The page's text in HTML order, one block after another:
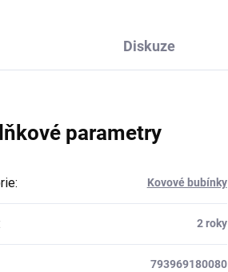
Diskuze
parametry
: Kovové bubínky
2 roky
793969180080